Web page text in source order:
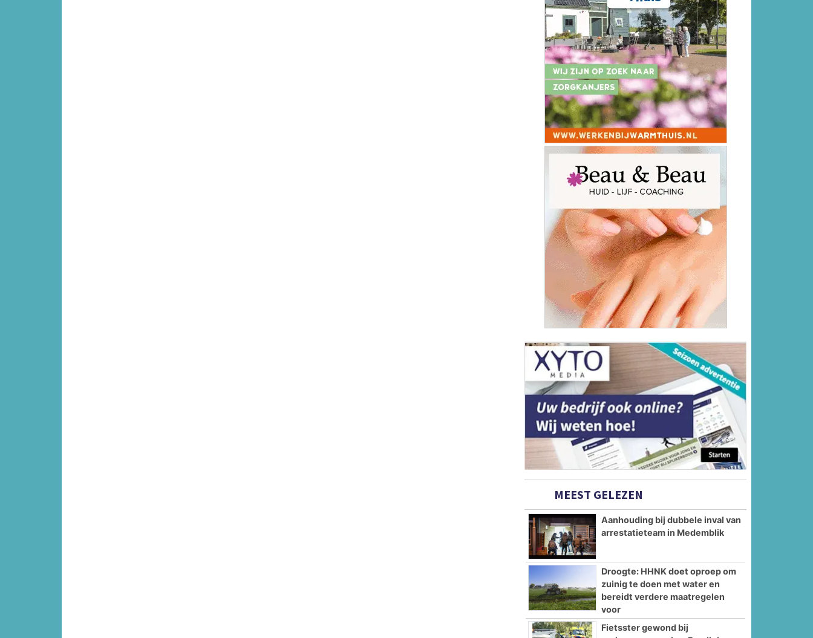
MEEST GELEZEN
Aanhouding bij dubbele inval van
arrestatieteam in Medemblik
Droogte: HHNK doet oproep om
zuinig te doen met water en
bereidt verdere maatregelen
voor
Fietsster gewond bij